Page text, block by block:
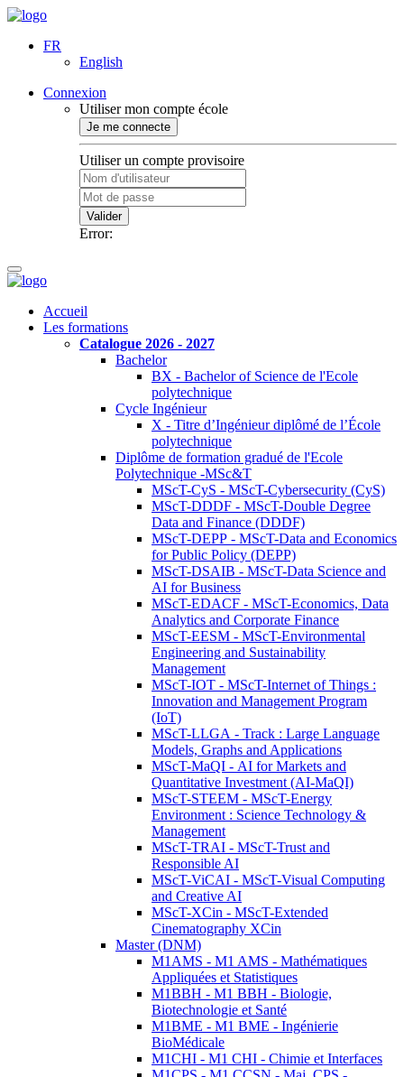
FR
English
Connexion
Utiliser mon compte école
Je me connecte
Utiliser un compte provisoire
Valider
Error:
Accueil
Les formations
Catalogue 2026 - 2027
Bachelor
BX - Bachelor of Science de l'Ecole
polytechnique
Cycle Ingénieur
X - Titre d’Ingénieur diplômé de l’École
polytechnique
Diplôme de formation gradué de l'Ecole
Polytechnique -MSc&T
MScT-CyS - MScT-Cybersecurity (CyS)
MScT-DDDF - MScT-Double Degree
Data and Finance (DDDF)
MScT-DEPP - MScT-Data and Economics
for Public Policy (DEPP)
MScT-DSAIB - MScT-Data Science and
AI for Business
MScT-EDACF - MScT-Economics, Data
Analytics and Corporate Finance
MScT-EESM - MScT-Environmental
Engineering and Sustainability
Management
MScT-IOT - MScT-Internet of Things :
Innovation and Management Program
(IoT)
MScT-LLGA - Track : Large Language
Models, Graphs and Applications
MScT-MaQI - AI for Markets and
Quantitative Investment (AI-MaQI)
MScT-STEEM - MScT-Energy
Environment : Science Technology &
Management
MScT-TRAI - MScT-Trust and
Responsible AI
MScT-ViCAI - MScT-Visual Computing
and Creative AI
MScT-XCin - MScT-Extended
Cinematography XCin
Master (DNM)
M1AMS - M1 AMS - Mathématiques
Appliquées et Statistiques
M1BBH - M1 BBH - Biologie,
Biotechnologie et Santé
M1BME - M1 BME - Ingénierie
BioMédicale
M1CHI - M1 CHI - Chimie et Interfaces